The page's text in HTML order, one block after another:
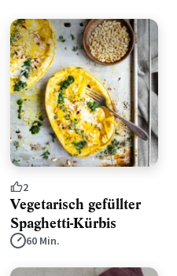
2
Vegetarisch gefüllter
Spaghetti-Kürbis
60 Min.